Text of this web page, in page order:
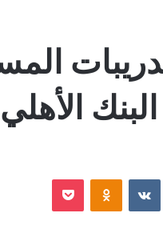
الأهلي
Odnoklassniki
بوكيت